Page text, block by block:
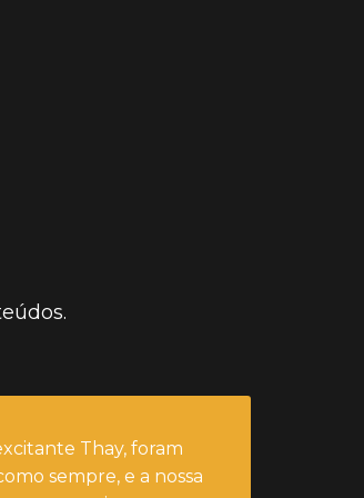
Thay, foram
sempre, e a nossa